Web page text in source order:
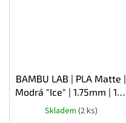
BAMBU LAB | PLA Matte |
Modrá "Ice" | 1.75mm | 1kg
| Refill
Skladem (2 ks)